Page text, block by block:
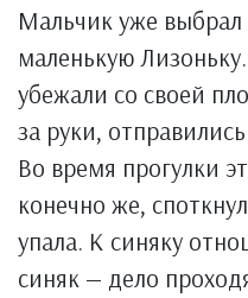
Мальчик уже
маленькую
убежали со своей
за руки,
Во время прогулки
конечно же,
упала. К синяку
синяк — дело